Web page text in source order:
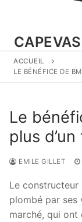
ACCUEIL
LE BÉNÉFICE DE
Le
plus
EMILE GILLET
Le
plombé par ses
marché, qui ont